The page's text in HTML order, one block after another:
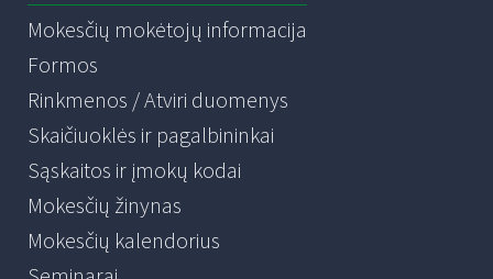
Mokesčių mokėtojų informacija
Formos
Rinkmenos / Atviri duomenys
Skaičiuoklės ir pagalbininkai
Sąskaitos ir įmokų kodai
Mokesčių žinynas
Mokesčių kalendorius